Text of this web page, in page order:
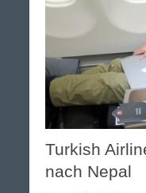
Turkish
nach Nepal